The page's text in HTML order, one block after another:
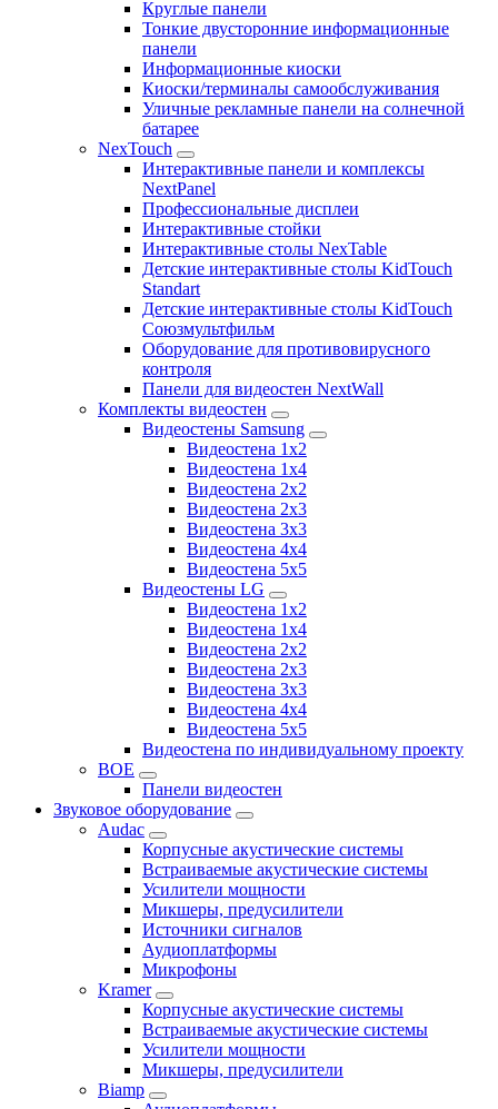
Круглые панели
Тонкие двусторонние информационные
панели
Информационные киоски
Киоски/терминалы самообслуживания
Уличные рекламные панели на солнечной
батарее
NexTouch
Интерактивные панели и комплексы
NextPanel
Профессиональные дисплеи
Интерактивные стойки
Интерактивные столы NexTable
Детские интерактивные столы KidTouch
Standart
Детские интерактивные столы KidTouch
Союзмультфильм
Оборудование для противовирусного
контроля
Панели для видеостен NextWall
Комплекты видеостен
Видеостены Samsung
Видеостена 1x2
Видеостена 1x4
Видеостена 2x2
Видеостена 2х3
Видеостена 3x3
Видеостена 4x4
Видеостена 5x5
Видеостены LG
Видеостена 1x2
Видеостена 1x4
Видеостена 2x2
Видеостена 2x3
Видеостена 3x3
Видеостена 4x4
Видеостена 5x5
Видеостена по индивидуальному проекту
BOE
Панели видеостен
Звуковое оборудование
Audac
Корпусные акустические системы
Встраиваемые акустические системы
Усилители мощности
Микшеры, предусилители
Источники сигналов
Аудиоплатформы
Микрофоны
Kramer
Корпусные акустические системы
Встраиваемые акустические системы
Усилители мощности
Микшеры, предусилители
Biamp